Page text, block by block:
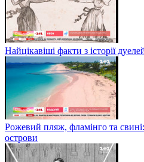
Найцікавіші факти з історії
Рожевий пляж, фламінго та
острови